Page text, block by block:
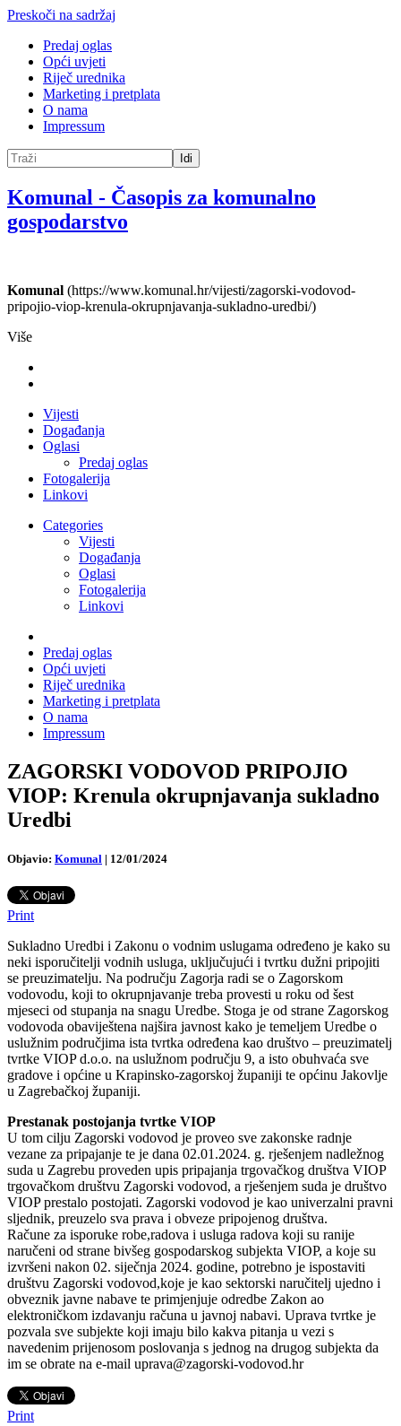
Preskoči na sadržaj
Predaj oglas
Opći uvjeti
Riječ urednika
Marketing i pretplata
O nama
Impressum
Idi
Komunal - Časopis za komunalno
gospodarstvo
Komunal (https://www.komunal.hr/vijesti/zagorski-vodovod-
pripojio-viop-krenula-okrupnjavanja-sukladno-uredbi/)
Više
Vijesti
Događanja
Oglasi
Predaj oglas
Fotogalerija
Linkovi
Categories
Vijesti
Događanja
Oglasi
Fotogalerija
Linkovi
Predaj oglas
Opći uvjeti
Riječ urednika
Marketing i pretplata
O nama
Impressum
ZAGORSKI VODOVOD PRIPOJIO
VIOP: Krenula okrupnjavanja sukladno
Uredbi
Objavio: Komunal | 12/01/2024
Print
Sukladno Uredbi i Zakonu o vodnim uslugama određeno je kako su
neki isporučitelji vodnih usluga, uključujući i tvrtku dužni pripojiti
se preuzimatelju. Na području Zagorja radi se o Zagorskom
vodovodu, koji to okrupnjavanje treba provesti u roku od šest
mjeseci od stupanja na snagu Uredbe. Stoga je od strane Zagorskog
vodovoda obaviještena najšira javnost kako je temeljem Uredbe o
uslužnim područjima ista tvrtka određena kao društvo – preuzimatelj
tvrtke VIOP d.o.o. na uslužnom području 9, a isto obuhvaća sve
gradove i općine u Krapinsko-zagorskoj županiji te općinu Jakovlje
u Zagrebačkoj županiji.
Prestanak postojanja tvrtke VIOP
U tom cilju Zagorski vodovod je proveo sve zakonske radnje
vezane za pripajanje te je dana 02.01.2024. g. rješenjem nadležnog
suda u Zagrebu proveden upis pripajanja trgovačkog društva VIOP
trgovačkom društvu Zagorski vodovod, a rješenjem suda je društvo
VIOP prestalo postojati. Zagorski vodovod je kao univerzalni pravni
sljednik, preuzelo sva prava i obveze pripojenog društva.
Račune za isporuke robe,radova i usluga radova koji su ranije
naručeni od strane bivšeg gospodarskog subjekta VIOP, a koje su
izvršeni nakon 02. siječnja 2024. godine, potrebno je ispostaviti
društvu Zagorski vodovod,koje je kao sektorski naručitelj ujedno i
obveznik javne nabave te primjenjuje odredbe Zakon ao
elektroničkom izdavanju računa u javnoj nabavi. Uprava tvrtke je
pozvala sve subjekte koji imaju bilo kakva pitanja u vezi s
navedenim prijenosom poslovanja s jednog na drugog subjekta da
im se obrate na e-mail uprava@zagorski-vodovod.hr
Print